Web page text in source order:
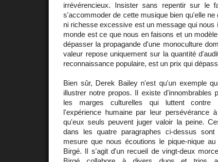
irrévérencieux. Insister sans repentir sur le
s'accommoder de cette musique bien qu'elle
ni richesse excessive est un message qui nous
monde est ce que nous en faisons et un
dépasser la propagande d'une monoculture
valeur repose uniquement sur la quantité
reconnaissance populaire, est un prix qui
Bien sûr, Derek Bailey n'est qu'un exemple
illustrer notre propos. Il existe d'innombrables
les marges culturelles qui luttent contre
l'expérience humaine par leur persévérance
qu'eux seuls peuvent juger valoir la peine.
dans les quatre paragraphes ci-dessus
mesure que nous écoutions le pique-nique
Birgé. Il s'agit d'un recueil de vingt-deux